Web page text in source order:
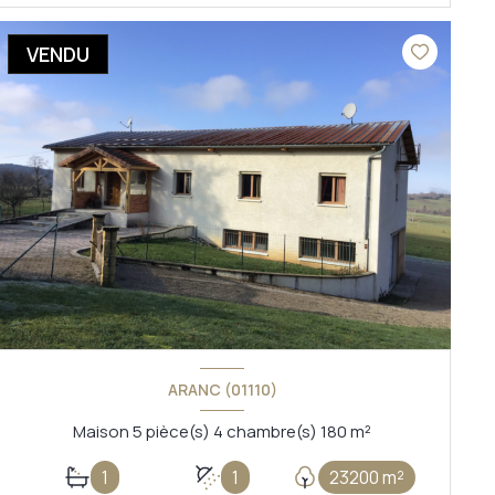
VOIR LE BIEN
VENDU
ARANC (01110)
Maison 5 pièce(s) 4 chambre(s) 180 m²
1 1 23200 m²